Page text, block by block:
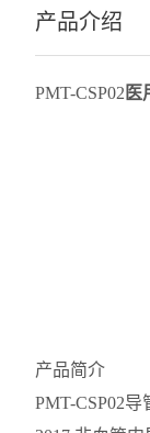
产品介绍
PMT-CSP02 医
产品简介
PMT-CSP02导